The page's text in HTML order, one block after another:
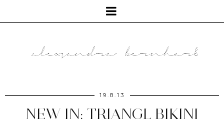
19.8.13
NEW IN: TRIANGL BIKINI